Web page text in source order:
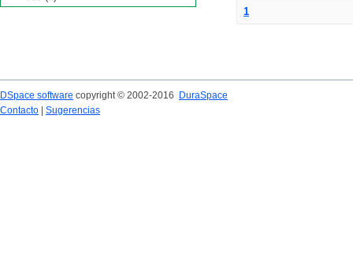
1
DSpace software copyright © 2002-2016
DuraSpace
Contacto
Sugerencias